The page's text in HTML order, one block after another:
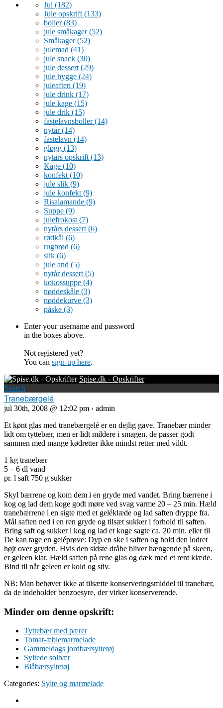
Jul (182)
Jule opskrift (133)
boller(83)
jule småkager(52)
Småkager(52)
julemad (41)
jule snack (30)
jule dessert (29)
jule hygge (24)
juleaften (19)
jule drink (17)
jule kage (15)
jule drik (15)
fastelavnsboller(14)
nytår(14)
fastelavn (14)
gløgg (13)
nytårs opskrift (13)
Kage (10)
konfekt (10)
jule slik (9)
jule konfekt (9)
Risalamande (9)
Suppe (9)
julefrokost (7)
nytårs dessert (6)
rødkål (6)
rugbrød (6)
slik (6)
jule and (5)
nytår dessert (5)
kokossuppe (4)
nøddeskåle (3)
nøddekurve (3)
påske (3)
Enter your username and password
in the boxes above.
Not registered yet?
You can sign-up here.
Spise.dk - Opskrifter
Search
Tranebærgelé
jul 30th, 2008 @ 12:02 pm › admin
Et kønt glas med tranebærgelé er en dejlig gave. Tranebær minder
lidt om tyttebær, men er lidt mildere i smagen. de passer godt
sammen med mange kødretter ikke mindst retter med vildt.
1 kg tranebær
5 – 6 dl vand
pr. l saft 750 g sukker
Skyl bærrene og kom dem i en gryde med vandet. Bring bærrene i
kog og lad dem koge godt møre ved svag varme 20 – 25 min. Hæld
tranebærrene i en sigte med et geléklæde og lad saften dryppe fra.
Mål saften ned i en ren gryde og tilsæt sukker i forhold til saften.
Bring saft og sukker i kog og lad et koge sagte ca. 20 min. eller til
De kan tage en geléprøve: Dyp en ske i saften og hold den lodret
højt over gryden. Hvis den sidste dråbe bliver hængende på skeen,
er geleen klar. Hæld saften på rene glas og dæk med et rent klæde.
Bind til når geleen er kold og stiv.
NB: Man behøver ikke at tilsætte konserveringsmiddel til tranebær,
da de indeholder benzoesyre, der virker konserverende.
Minder om denne opskrift:
Tyttebær med pærer
Tomat-æblemarmelade
Gammeldags jordbærsyltetøj
Syltede solbær
Blåbærsyltetøj
Categories: Sylte og marmelade